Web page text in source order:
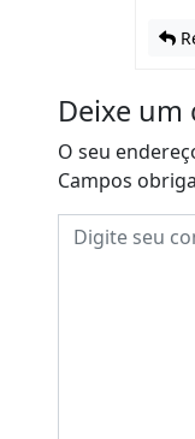
Deixe
O seu
Campos